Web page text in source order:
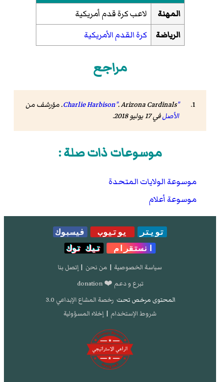
المهنة
لاعب كرة قدم أمريكية
الرياضة
كرة القدم الأمريكية
مراجع
"Charlie Harbison"
.Arizona Cardinals
. مؤرشف من
الأصلفي 17 يوليو 2018 .
موسوعات ذات صلة :
موسوعة الولايات المتحدة
موسوعة أعلام
تويتر يوتيوب
فيسبوك
انستقرام
تيك توك
سياسة الخصوصية | من نحن | إتصل بنا
تبرع و دعم ❤️ donation
المحتوى مرخص تحت رخصة المشاع الإبداعي 3.0
شروط الإستخدام | إخلاء المسؤولية